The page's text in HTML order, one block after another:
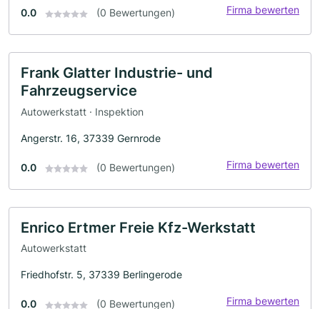
0.0 (0 Bewertungen) Firma bewerten
Frank Glatter Industrie- und
Fahrzeugservice
Autowerkstatt · Inspektion
Angerstr. 16, 37339 Gernrode
0.0 (0 Bewertungen) Firma bewerten
Enrico Ertmer Freie Kfz-Werkstatt
Autowerkstatt
Friedhofstr. 5, 37339 Berlingerode
0.0 (0 Bewertungen) Firma bewerten